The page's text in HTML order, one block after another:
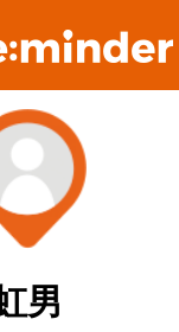
男